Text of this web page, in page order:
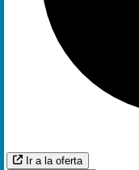
Ir a la oferta